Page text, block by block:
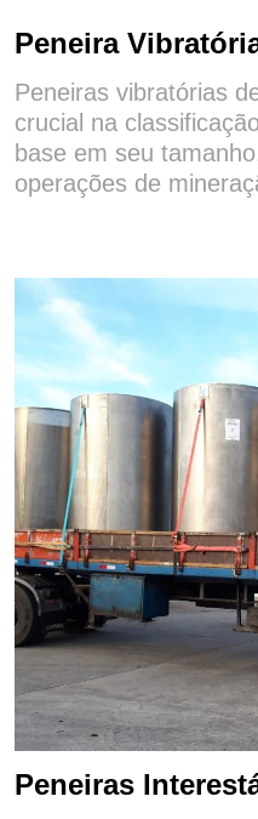
Peneira
Peneiras vibratórias
crucial na
base em seu
operações de
Peneiras